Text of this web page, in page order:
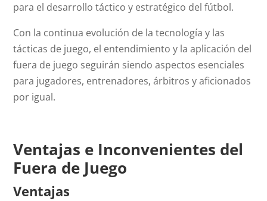
para el desarrollo táctico y estratégico del fútbol.
Con la continua evolución de la tecnología y las
tácticas de juego, el entendimiento y la aplicación del
fuera de juego seguirán siendo aspectos esenciales
para jugadores, entrenadores, árbitros y aficionados
por igual.
Ventajas e Inconvenientes del
Fuera de Juego
Ventajas